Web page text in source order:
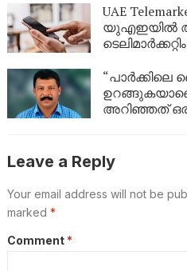
സൗകര്യം
UAE
യുഎഇയിൽ
റദ്ദാക്കി
അറിഞ്ഞത്
കാണണം’
Leave a Reply
Your email address will not be
marked *
Comment *